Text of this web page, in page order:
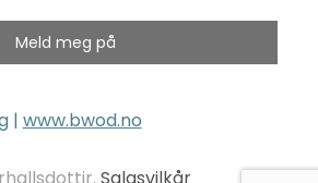
Meld meg på
Salgsvilkår
| www.bwod.no